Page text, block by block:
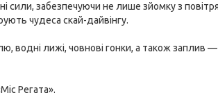
сили, забезпечуючи не лише зйомку з
чудеса скай-дайвінгу.
водні лижі, човнові гонки, а також
Регата».